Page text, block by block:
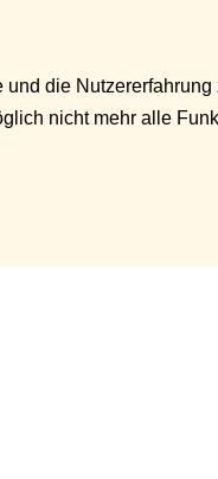
die Nutzererfahrung
nicht mehr alle